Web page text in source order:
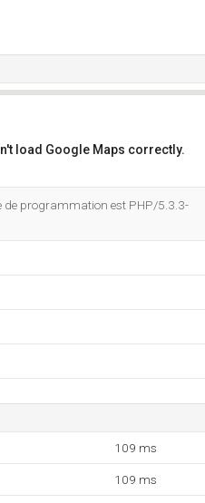
load Google Maps correctly.
de programmation est PHP/5.3.3-
109 ms
109 ms